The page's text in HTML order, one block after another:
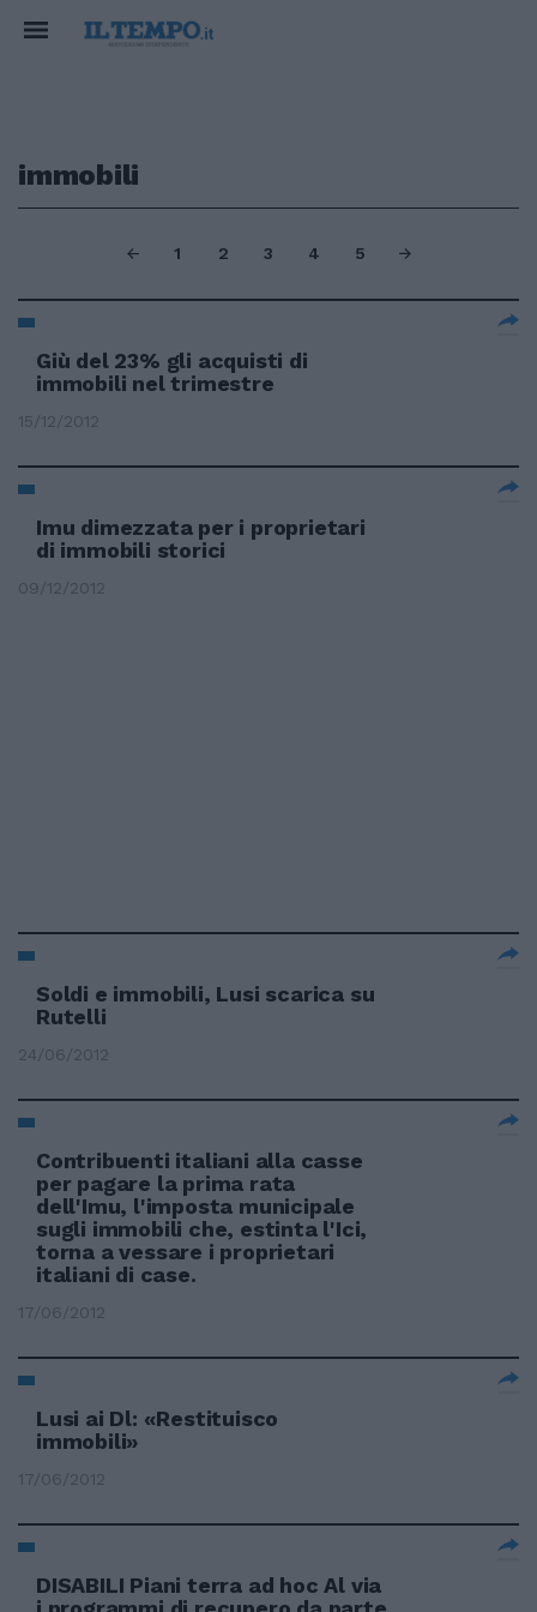
immobili
1 2 3 4 5
Giù del 23% gli acquisti di
immobili nel trimestre
15/12/2012
Imu dimezzata per i proprietari
di immobili storici
09/12/2012
Soldi e immobili, Lusi scarica su
Rutelli
24/06/2012
Contribuenti italiani alla casse
per pagare la prima rata
dell'Imu, l'imposta municipale
sugli immobili che, estinta l'Ici,
torna a vessare i proprietari
italiani di case.
17/06/2012
Lusi ai Dl: «Restituisco
immobili»
17/06/2012
DISABILI Piani terra ad hoc Al via